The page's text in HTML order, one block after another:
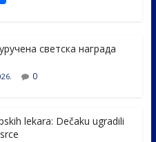
e
светска награда
0
lekara: Dečaku ugradili